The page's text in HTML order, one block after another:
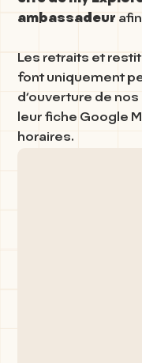
ambassadeur
Les retraits et
font uniquement
d’ouverture de
leur fiche Google
horaires.